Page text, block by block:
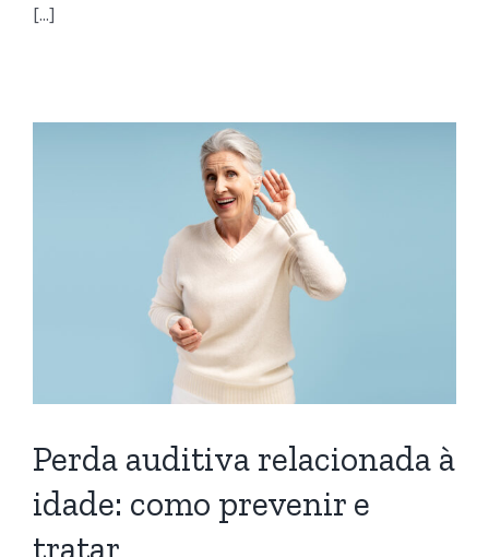
[...]
Perda auditiva relacionada à
idade: como prevenir e
tratar